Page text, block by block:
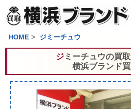
HOME ジミーチュウ
ジミーチュウの買
横浜ブランド